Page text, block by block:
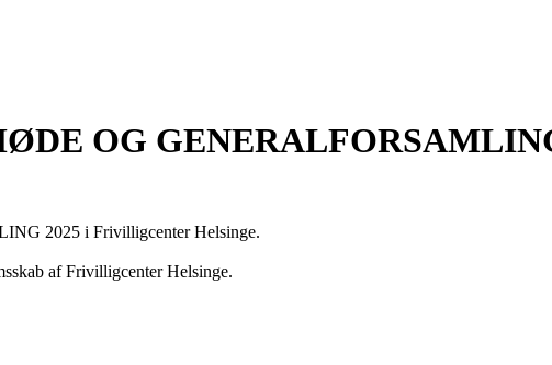
OG
2025 i Frivilligcenter Helsinge.
af Frivilligcenter Helsinge.